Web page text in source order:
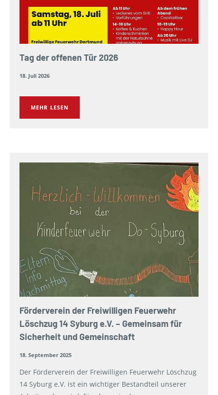
Tag der offenen Tür 2026
18. Juli 2026
MEHR LESEN
Förderverein der Freiwilligen Feuerwehr
Löschzug 14 Syburg e.V. – Gemeinsam für
Sicherheit und Gemeinschaft
18. September 2025
Der Förderverein der Freiwilligen Feuerwehr Löschzug
14 Syburg e.V. ist ein wichtiger Bestandteil unserer